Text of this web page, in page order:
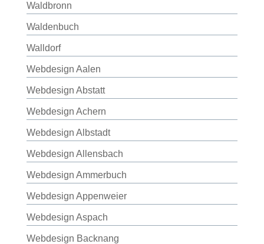
Waldbronn
Waldenbuch
Walldorf
Webdesign Aalen
Webdesign Abstatt
Webdesign Achern
Webdesign Albstadt
Webdesign Allensbach
Webdesign Ammerbuch
Webdesign Appenweier
Webdesign Aspach
Webdesign Backnang